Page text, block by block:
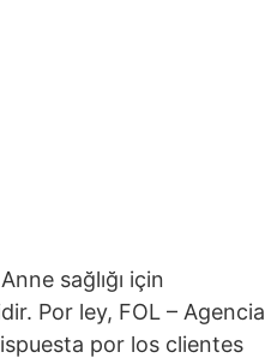
sağlığı için
Por ley, FOL – Agencia
por los clientes